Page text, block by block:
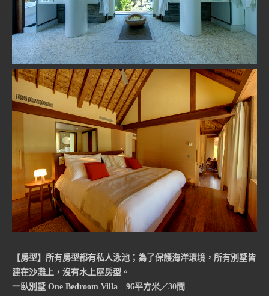
【房型】 所有房型都有私人泳池；為了保護海洋環境，所有別墅皆
建在沙灘上，沒有水上屋房型。
一臥別墅 One Bedroom Villa 96平方米／30間